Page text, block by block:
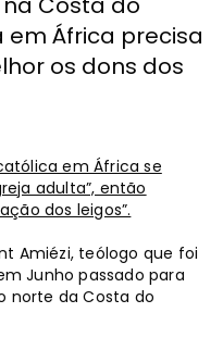
em África precisa
os dons dos
em África se
adulta”, então
dos leigos”.
Amiézi, teólogo que foi
Junho passado para
norte da Costa do